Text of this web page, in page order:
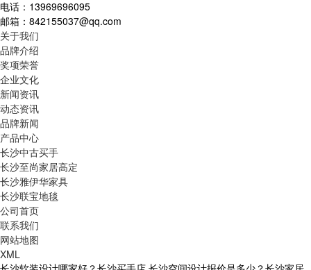
电话：13969696095
邮箱：842155037@qq.com
关于我们
品牌介绍
奖项荣誉
企业文化
新闻资讯
动态资讯
品牌新闻
产品中心
长沙中古买手
长沙至尚家居高定
长沙雅伊华家具
长沙联宝地毯
公司首页
联系我们
网站地图
XML